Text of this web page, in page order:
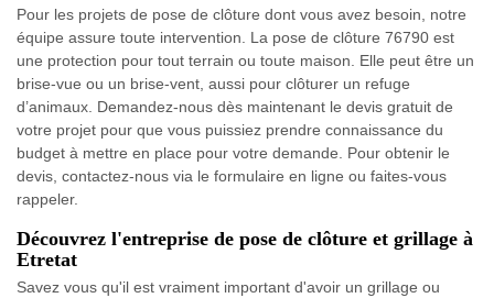
Pour les projets de pose de clôture dont vous avez besoin, notre
équipe assure toute intervention. La pose de clôture 76790 est
une protection pour tout terrain ou toute maison. Elle peut être un
brise-vue ou un brise-vent, aussi pour clôturer un refuge
d’animaux. Demandez-nous dès maintenant le devis gratuit de
votre projet pour que vous puissiez prendre connaissance du
budget à mettre en place pour votre demande. Pour obtenir le
devis, contactez-nous via le formulaire en ligne ou faites-vous
rappeler.
Découvrez l'entreprise de pose de clôture et grillage à
Etretat
Savez vous qu'il est vraiment important d'avoir un grillage ou